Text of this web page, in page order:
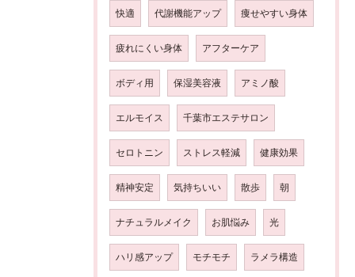
快適 代謝機能アップ 痩せやすい身体
疲れにくい身体 アフターケア
ボディ用 保湿美容液 アミノ酸
エルモイス 千葉市エステサロン
セロトニン ストレス軽減 健康効果
精神安定 気持ちいい 散歩 朝
ナチュラルメイク お肌悩み 光
ハリ感アップ モチモチ ラメラ構造